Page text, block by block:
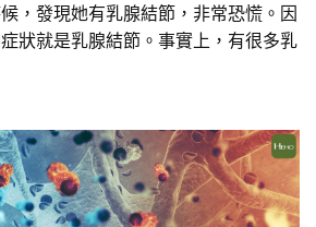
，發現她有乳腺結節，非常恐慌。因
狀就是乳腺結節。事實上，有很多乳